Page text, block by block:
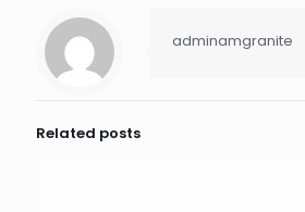
adminamgranite
Related posts